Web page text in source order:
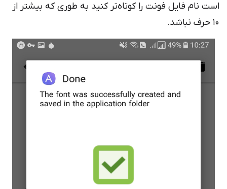
است نام فایل فونت را کوتاه‌تر کنید به طوری که بیشتر از
10 حرف نباشد.